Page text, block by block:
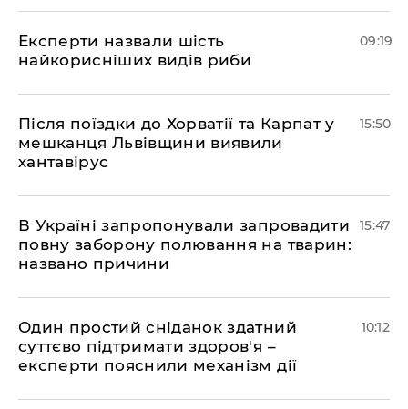
Експерти назвали шість
найкорисніших видів риби
09:19
Після поїздки до Хорватії та Карпат у
мешканця Львівщини виявили
хантавірус
15:50
В Україні запропонували запровадити
повну заборону полювання на тварин:
названо причини
15:47
Один простий сніданок здатний
суттєво підтримати здоров'я –
експерти пояснили механізм дії
10:12